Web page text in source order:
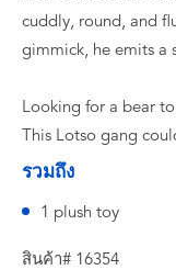
cuddly, round, and
gimmick, he emits a
Looking for a bear
This Lotso gang
รวมถึง
1 plush toy
สินค้า# 16354